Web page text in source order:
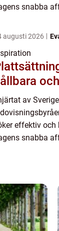
snabba
augusti 2026
kinna
av
effektiv och
snabba